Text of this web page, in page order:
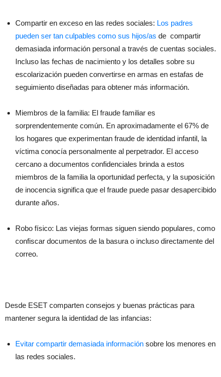
Compartir en exceso en las redes sociales: Los padres
pueden ser tan culpables como sus hijos/as de compartir
demasiada información personal a través de cuentas sociales.
Incluso las fechas de nacimiento y los detalles sobre su
escolarización pueden convertirse en armas en estafas de
seguimiento diseñadas para obtener más información.
Miembros de la familia: El fraude familiar es
sorprendentemente común. En aproximadamente el 67% de
los hogares que experimentan fraude de identidad infantil, la
víctima conocía personalmente al perpetrador. El acceso
cercano a documentos confidenciales brinda a estos
miembros de la familia la oportunidad perfecta, y la suposición
de inocencia significa que el fraude puede pasar desapercibido
durante años.
Robo físico: Las viejas formas siguen siendo populares, como
confiscar documentos de la basura o incluso directamente del
correo.
Desde ESET comparten consejos y buenas prácticas para
mantener segura la identidad de las infancias:
Evitar compartir demasiada información sobre los menores en
las redes sociales.